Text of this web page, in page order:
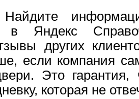
в Яндекс
других
если компания
Это гарантия,
которая не